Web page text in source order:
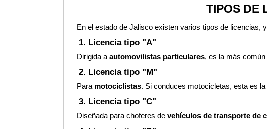
TIPOS DE
En el estado de Jalisco existen varios tipos de
1. Licencia tipo "A"
Dirigida a automovilistas particulares, es la más común
2. Licencia tipo "M"
Para motociclistas. Si conduces motocicletas, esta es
3. Licencia tipo "C"
Diseñada para choferes de vehículos de transporte de